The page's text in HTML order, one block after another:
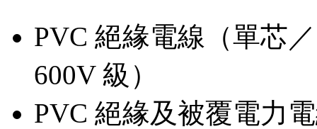
PVC 絕緣電線（單芯／
600V 級）
PVC 絕緣及被覆電力